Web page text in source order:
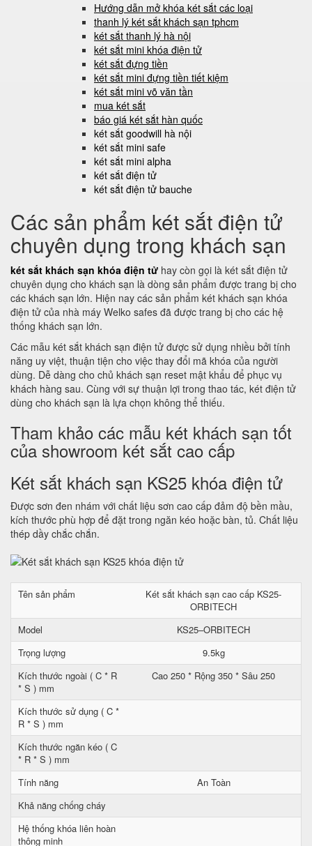
Hướng dẫn mở khóa két sắt các loại
thanh lý két sắt khách sạn tphcm
két sắt thanh lý hà nội
két sắt mini khóa điện tử
két sắt đựng tiền
két sắt mini đựng tiền tiết kiệm
két sắt mini võ văn tần
mua két sắt
báo giá két sắt hàn quốc
két sắt goodwill hà nội
két sắt mini safe
két sắt mini alpha
két sắt điện tử
két sắt điện tử bauche
Các sản phẩm két sắt điện tử
chuyên dụng trong khách sạn
két sắt khách sạn khóa điện tử hay còn gọi là két sắt điện tử
chuyên dụng cho khách sạn là dòng sản phẩm được trang bị cho
các khách sạn lớn. Hiện nay các sản phẩm két khách sạn khóa
điện tử của nhà máy Welko safes đã được trang bị cho các hệ
thống khách sạn lớn.
Các mẫu két sắt khách sạn điện tử được sử dụng nhiều bởi tính
năng uy việt, thuận tiện cho việc thay đổi mã khóa của người
dùng. Dễ dàng cho chủ khách sạn reset mật khẩu để phục vụ
khách hàng sau. Cùng với sự thuận lợi trong thao tác, két điện tử
dùng cho khách sạn là lựa chọn không thể thiếu.
Tham khảo các mẫu két khách sạn tốt
của showroom két sắt cao cấp
Két sắt khách sạn KS25 khóa điện tử
Được sơn đen nhám với chất liệu sơn cao cấp đảm độ bền mầu,
kích thước phù hợp để đặt trong ngăn kéo hoặc bàn, tủ. Chất liệu
thép dầy chắc chắn.
Tên sản phẩm
Két sắt khách sạn cao cấp KS25-
ORBITECH
Model
KS25–ORBITECH
Trọng lượng
9.5kg
Kích thước ngoài ( C * R
* S ) mm
Cao 250 * Rộng 350 * Sâu 250
Kích thước sử dụng ( C *
R * S ) mm
Kích thước ngăn kéo ( C
* R * S ) mm
Tính năng
An Toàn
Khả năng chống cháy
Hệ thống khóa liên hoàn
thông minh